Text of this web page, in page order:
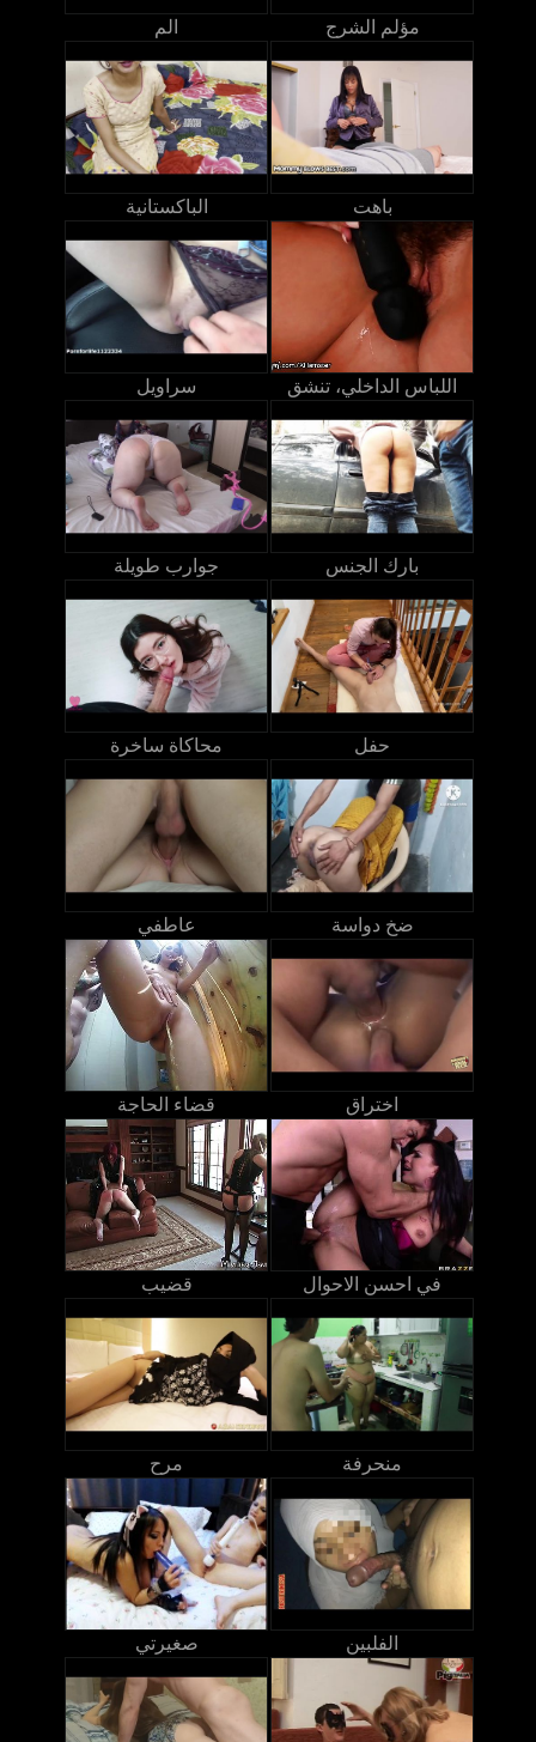
الم مؤلم الشرج
الباكستانية باهت
سراويل اللباس الداخلي، تنشق
جوارب طويلة بارك الجنس
محاكاة ساخرة حفل
عاطفي ضخ دواسة
قضاء الحاجة اختراق
قضيب في احسن الاحوال
مرح منحرفة
صغيرتي الفلبين